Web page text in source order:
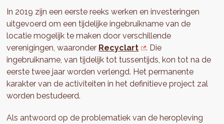
In 2019 zijn een eerste reeks werken en investeringen
uitgevoerd om een tijdelijke ingebruikname van de
locatie mogelijk te maken door verschillende
verenigingen, waaronder Recyclart
. Die
ingebruikname, van tijdelijk tot tussentijds, kon tot na de
eerste twee jaar worden verlengd. Het permanente
karakter van de activiteiten in het definitieve project zal
worden bestudeerd.
Als antwoord op de problematiek van de heropleving